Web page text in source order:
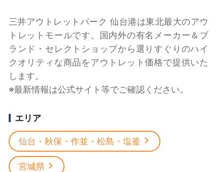
三井アウトレットパーク 仙台港は東北最大のアウ
トレットモールです。国内外の有名メーカー＆ブ
ランド・セレクトショップから選りすぐりのハイ
クオリティな商品をアウトレット価格で提供いた
します。
※最新情報は公式サイト等でご確認ください。
エリア
仙台・秋保・作並・松島・塩釜
宮城県